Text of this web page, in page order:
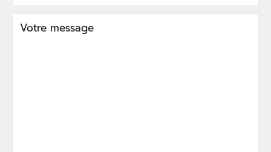
Votre message